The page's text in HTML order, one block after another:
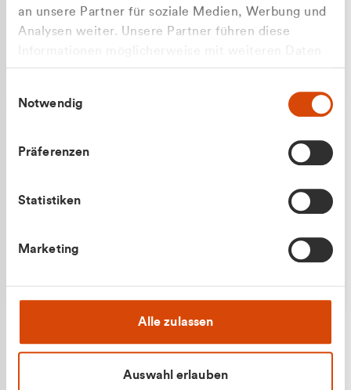
an unsere Partner für soziale Medien, Werbung und
Analysen weiter. Unsere Partner führen diese
gesammelt haben.
Notwendig
Präferenzen
Statistiken
Marketing
Alle zulassen
Auswahl erlauben
Apilash Balanesan